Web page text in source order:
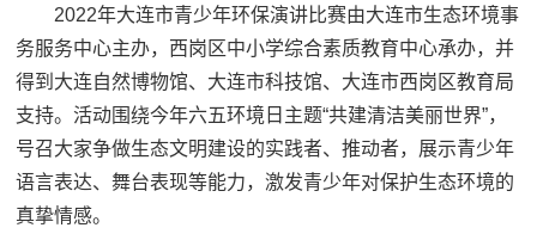
2022年大连市青少年环保演讲比赛由大连市生态环境事
务服务中心主办，西岗区中小学综合素质教育中心承办，并
得到大连自然博物馆、大连市科技馆、大连市西岗区教育局
支持。活动围绕今年六五环境日主题“共建清洁美丽世界”，
号召大家争做生态文明建设的实践者、推动者，展示青少年
语言表达、舞台表现等能力，激发青少年对保护生态环境的
真挚情感。